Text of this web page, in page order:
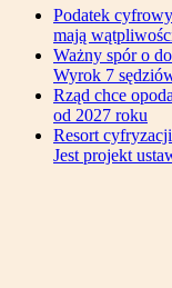
Podatek
mają
Ważny spór o
Wyrok 7
Rząd chce
od 2027 roku
Resort
Jest projekt